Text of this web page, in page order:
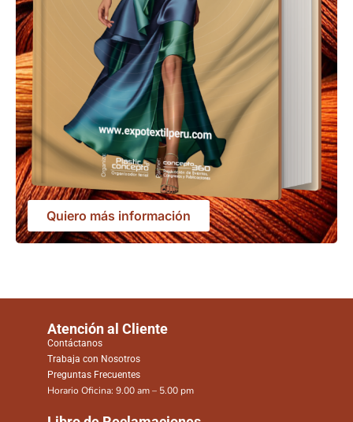
Quiero más información
Atención al Cliente
Contáctanos
Trabaja con Nosotros
Preguntas Frecuentes
Horario Oficina: 9.00 am – 5.00 pm